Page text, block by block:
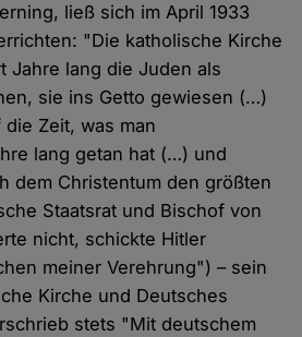
ließ sich im April 1933
"Die katholische Kirche
Jahre lang die Juden als
sie ins Getto gewiesen (…)
Zeit, was man
lang getan hat (…) und
dem Christentum den größten
Staatsrat und Bischof von
nicht, schickte Hitler
meiner Verehrung") – sein
Kirche und Deutsches
stets "Mit deutschem